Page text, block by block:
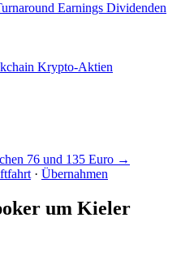
Earnings Dividenden
Krypto-Aktien
76 und 135 Euro →
· Übernahmen
um Kieler